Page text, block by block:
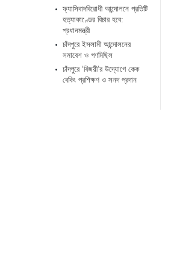
ফ্যাসিবাদবিরোধী আন্দোলনে প্রতিটি
হত্যাকাণ্ডের বিচার হবে:
প্রধানমন্ত্রী
চাঁদপুরে ইসলামী আন্দোলনের
সমাবেশ ও গণমিছিল
চাঁদপুরে ‘বিজয়ী’র উদ্যোগে কেক
বেকিং প্রশিক্ষণ ও সনদ প্রদান